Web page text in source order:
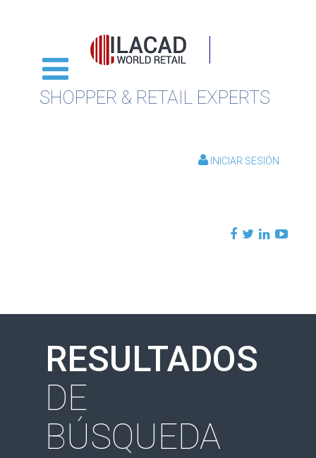
SHOPPER & RETAIL EXPERTS
INICIAR SESIÓN
RESULTADOS
DE
BÚSQUEDA